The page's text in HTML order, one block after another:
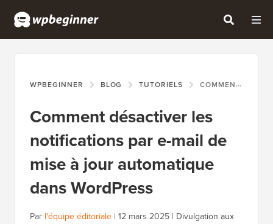
WPBEGINNER BLOG TUTORIELS COMMENT DÉSACTIVER LES NOTIFICATIONS PAR E-MAIL DE MISE À JOUR AUTOMATIQUE DANS WORDPRESS
Comment désactiver les
notifications par e-mail de
mise à jour automatique
dans WordPress
Par l'équipe éditoriale | 12 mars 2025 | Divulgation aux